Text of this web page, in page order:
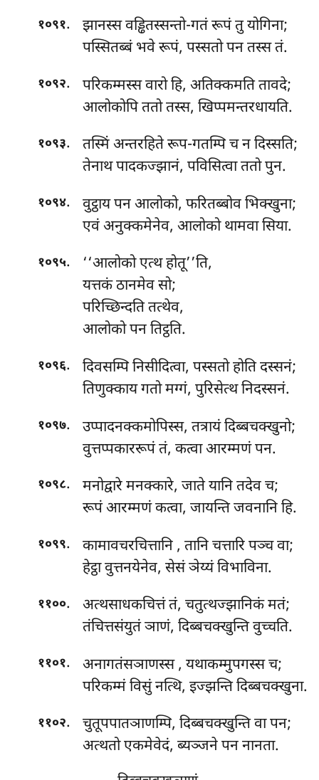
१०९१.
झानस्स वड्ढितस्सन्तो-गतं रूपं तु योगिना;
पस्सितब्बं भवे रूपं, पस्सतो पन तस्स तं.
१०९२.
परिकम्मस्स वारो हि, अतिक्कमति तावदे;
आलोकोपि ततो तस्स, खिप्पमन्तरधायति.
१०९३.
तस्मिं अन्तरहिते रूप-गतम्पि च न दिस्सति;
तेनाथ पादकज्झानं, पविसित्वा ततो पुन.
१०९४.
वुट्ठाय पन आलोको, फरितब्बोव भिक्खुना;
एवं अनुक्कमेनेव, आलोको थामवा सिया.
१०९५.
‘‘आलोको एत्थ होतू’’ति,
यत्तकं ठानमेव सो;
परिच्छिन्दति तत्थेव,
आलोको पन तिट्ठति.
१०९६.
दिवसम्पि निसीदित्वा, पस्सतो होति दस्सनं;
तिणुक्काय गतो मग्गं, पुरिसेत्थ निदस्सनं.
१०९७.
उप्पादनक्कमोपिस्स, तत्रायं दिब्बचक्खुनो;
वुत्तप्पकाररूपं तं, कत्वा आरम्मणं पन.
१०९८.
मनोद्वारे मनक्कारे, जाते यानि तदेव च;
रूपं आरम्मणं कत्वा, जायन्ति जवनानि हि.
१०९९. कामावचरचित्तानि , तानि चत्तारि पञ्च वा;
हेट्ठा वुत्तनयेनेव, सेसं ञेय्यं विभाविना.
११००.
अत्थसाधकचित्तं तं, चतुत्थज्झानिकं मतं;
तंचित्तसंयुतं ञाणं, दिब्बचक्खुन्ति वुच्चति.
११०१. अनागतंसञाणस्स, यथाकम्मुपगस्स च;
परिकम्मं विसुं नत्थि, इज्झन्ति दिब्बचक्खुना.
११०२.
चुतूपपातञाणम्पि, दिब्बचक्खुन्ति वा पन;
अत्थतो एकमेवेदं, ब्यञ्जने पन नानता.